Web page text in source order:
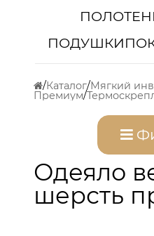
ПОДУШКИ
Каталог Мягкий
Премиум
Одеяло
шерсть